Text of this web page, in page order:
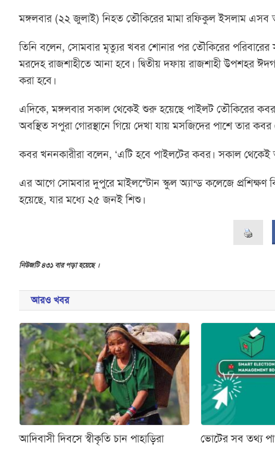
মঙ্গলবার (২২ জুলাই) নিহত তৌকিরের মামা রফিকুল ইসলাম এসব
তিনি বলেন, সোমবার মৃত্যুর খবর শোনার পর তৌকিরের পরিবারের
মরদেহ রাজশাহীতে আনা হবে। দ্বিতীয় দফায় রাজশাহী উপশহর
করা হবে।
এদিকে, মঙ্গলবার সকাল থেকেই শুরু হয়েছে পাইলট তৌকিরের কবর
অবস্থিত সপুরা গোরস্থানে গিয়ে দেখা যায় মসজিদের পাশে তার কবর
কবর খননকারীরা বলেন, ‘এটি হবে পাইলটের কবর। সকাল
এর আগে সোমবার দুপুরে মাইলস্টোন স্কুল অ্যান্ড কলেজে প্রশিক্ষণ
হয়েছে, যার মধ্যে ২৫ জনই শিশু।
নিউজটি ৪৩১ বার পড়া হয়েছে ।
আরও খবর
আদিবাসী দিবসে স্বীকৃতি চান পাহাড়িরা ভোটের সব তথ্য